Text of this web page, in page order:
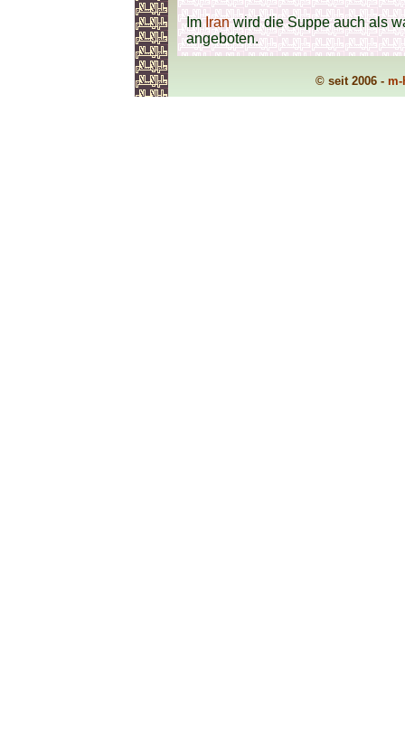
ImIranwird die Suppe auch als
angeboten.
© seit 2006 - m-